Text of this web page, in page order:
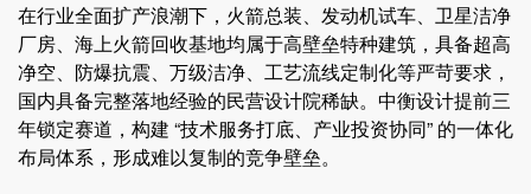
在行业全面扩产浪潮下，火箭总装、发动机试车、卫星洁净
厂房、海上火箭回收基地均属于高壁垒特种建筑，具备超高
净空、防爆抗震、万级洁净、工艺流线定制化等严苛要求，
国内具备完整落地经验的民营设计院稀缺。中衡设计提前三
年锁定赛道，构建 “技术服务打底、产业投资协同” 的一体化
布局体系，形成难以复制的竞争壁垒。